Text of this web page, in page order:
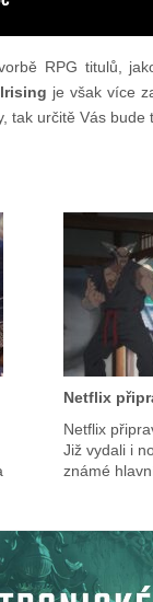
RPG titulů,
je však více
tak určitě Vás bude
Netflix
Netflix
Již vydali i
známé